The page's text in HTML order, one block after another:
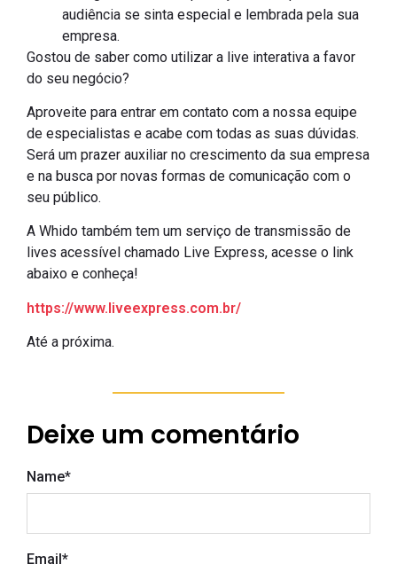
audiência se sinta especial e lembrada pela sua
empresa.
Gostou de saber como utilizar a live interativa a favor
do seu negócio?
Aproveite para entrar em contato com a nossa equipe
de especialistas e acabe com todas as suas dúvidas.
Será um prazer auxiliar no crescimento da sua empresa
e na busca por novas formas de comunicação com o
seu público.
A Whido também tem um serviço de transmissão de
lives acessível chamado Live Express, acesse o link
abaixo e conheça!
https://www.liveexpress.com.br/
Até a próxima.
Deixe um comentário
Name*
Email*